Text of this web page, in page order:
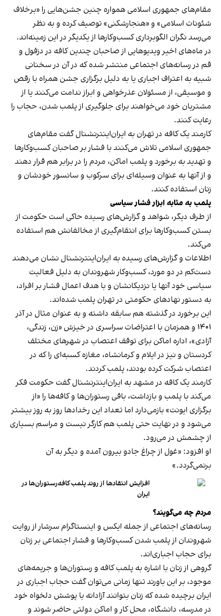
مقام‌های جمهوری اسلامی همواره چنین جشن‌هایی را «برخلاف
شئونات اسلامی» و «هنجارشکنی» توصیف کرده و به نظر
می‌رسد نگران الگوبرداری کسب‌وکارها از یکدیگر در این زمینه‌اند.
در ماه‌های اخیر ویدیوهایی از صاحبان چندین کافه در دزفول و
قم در رسانه‌های اجتماعی منتشر شده که در آن در سخنانی
شبیه به اعتراف اجباری یا به دلیل برگزاری جشن همراه با رقص
و موسیقی، از مسئولان عذرخواهی و ابراز ندامت می‌کنند یا از
مشتریان خود می‌خواهند برای جلوگیری از پلمب شدن، حجاب را
رعایت کنند.
کارمند یک کافه در تهران به ایران‌اینترنشنال گفت مقام‌های
جمهوری اسلامی تلاش می‌کنند با فشار بر صاحبان کسب‌وکارها
و تهدید به برخورد و پلمب اماکن، مردم را در برابر هم قرار دهند
و از آنها به عنوان وسیله‌ای برای سرکوب و سانسور خودشان و
زنان استفاده کنند.
پلمب به مثابه ابزار فشار سیاسی
از طرف دیگر، شواهد و گزارش‌های رسیده حاکی است حکومت از
بستن کسب‌وکارها برای انتقام‌گیری از مخالفانش هم استفاده
می‌کند.
اطلاعات و گزارش‌های رسیده به ایران‌اینترنشنال نشان می‌دهند
دست‌کم در دو مورد، کسب‌وکار شهروندان به دلیل فعالیت
سیاسی خود آنها یا نزدیکانشان و با هدف اعمال فشار بر افراد،
به دستور نهادهای حکومتی در تهران پلمب شده‌اند.
این برخورد در گذشته هم سابقه داشته و به عنوان مثال در آذر
۱۴۰۱ و همزمان با اعتراضات سراسری در خیزش «زن، زندگی،
آزادی»، اداره اماکن برای توقف اعتصاب در شهرهای مختلف
کردستان و نیز در ایلام و کرمانشاه، مغازه کسبه‌ای را که در
اعتصاب شرکت کرده بودند، پلمب کردند.
کارمند یک کافه در مشهد به ایران‌اینترنشنال گفت حکومت فکر
می‌کند با پلمب و بازداشت، باقی رستوران‌ها و کافه‌ها را «از
برگزاری ایونت» بازمی‌دارد اما تعداد این رخدادها روز به روز بیشتر
می‌شود و در نهایت حتی پلمب هم کارگر نیست و مراسم بسیاری
از چشمش در می‌رود.
او افزود: «غول از چراغ جادو بیرون آمده و دیگر به آن
برنمی‎‌گردد.»
افزایش انتقادها از روند پلمب کافه‌رستوران‌ها در
ایران
مردم چه می‌گویند؟
رسانه‎‌های اجتماعی از جمله ایکس و اینستاگرام سرشار از روایت
شهروندان از پلمب شدن کسب‌وکارها و فشار اجتماعی بر زنان
برای حجاب اجباری‌اند.
گروهی از زنان با اشاره به پلمب کافه و رستوران‌ها و جریمه‌های
موجود، بر این باورند تنها زمانی می‌توان گفت حجاب اجباری در
ایران برچیده شده که زنان بتوانند آزادانه با پوشش دلخواه خود
در مدرسه، دانشگاه، محل کار و اماکن دولتی حاضر شوند و